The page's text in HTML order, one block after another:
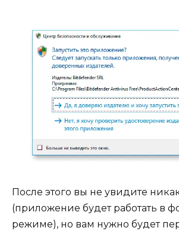
После этого вы не увидите
(приложение будет работать в
режиме), но вам нужно будет